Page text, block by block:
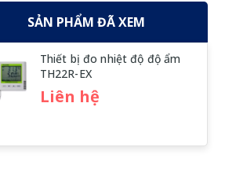
SẢN PHẨM ĐÃ XEM
Thiết bị đo nhiệt độ độ ẩm
TH22R-EX
Liên hệ